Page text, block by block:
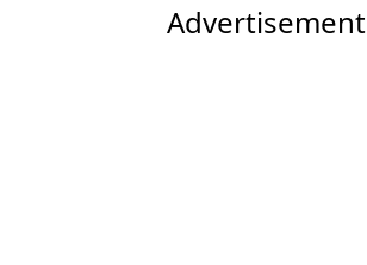
Advertisement